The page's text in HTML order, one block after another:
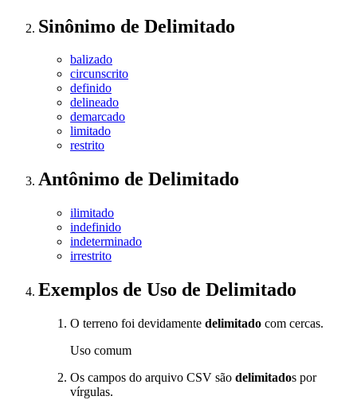
Sinônimo de Delimitado
balizado
circunscrito
definido
delineado
demarcado
limitado
restrito
Antônimo de Delimitado
ilimitado
indefinido
indeterminado
irrestrito
Exemplos de Uso de Delimitado
O terreno foi devidamente delimitado com cercas.
Uso comum
Os campos do arquivo CSV são delimitados por
vírgulas.